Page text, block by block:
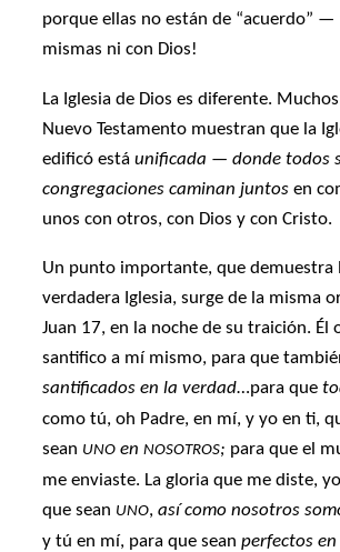
porque ellas no están de “acuerdo” —
mismas ni con Dios!
La Iglesia de Dios es diferente.
Nuevo Testamento muestran que la
edificó estáunificada — donde todos
congregaciones caminan juntos en
unos con otros, con Dios y con Cristo.
Un punto importante, que demuestra
verdadera Iglesia, surge de la misma
Juan 17, en la noche de su traición. Él
santifico a mí mismo, para que
santificados en la verdad…para que
como tú, oh Padre, en mí, y yo en ti,
sean UNO enNOSOTROS; para que el
me enviaste. La gloria que me diste,
que sean UNO,así como nosotros
y tú en mí, para que seanperfectos en